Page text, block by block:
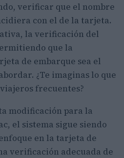
verificar que el nombre
con el de la tarjeta.
la verificación del
que la
de embarque sea el
¿Te imaginas lo que
frecuentes?
modificación para la
el sistema sigue siendo
en la tarjeta de
verificación adecuada de